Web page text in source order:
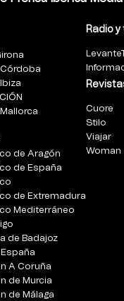
de Aragón
de España
de Extremadura
Mediterráneo
de Badajoz
España
A Coruña
de Murcia
de Málaga
Radio
Cuore
Stilo
Viajar
Woman